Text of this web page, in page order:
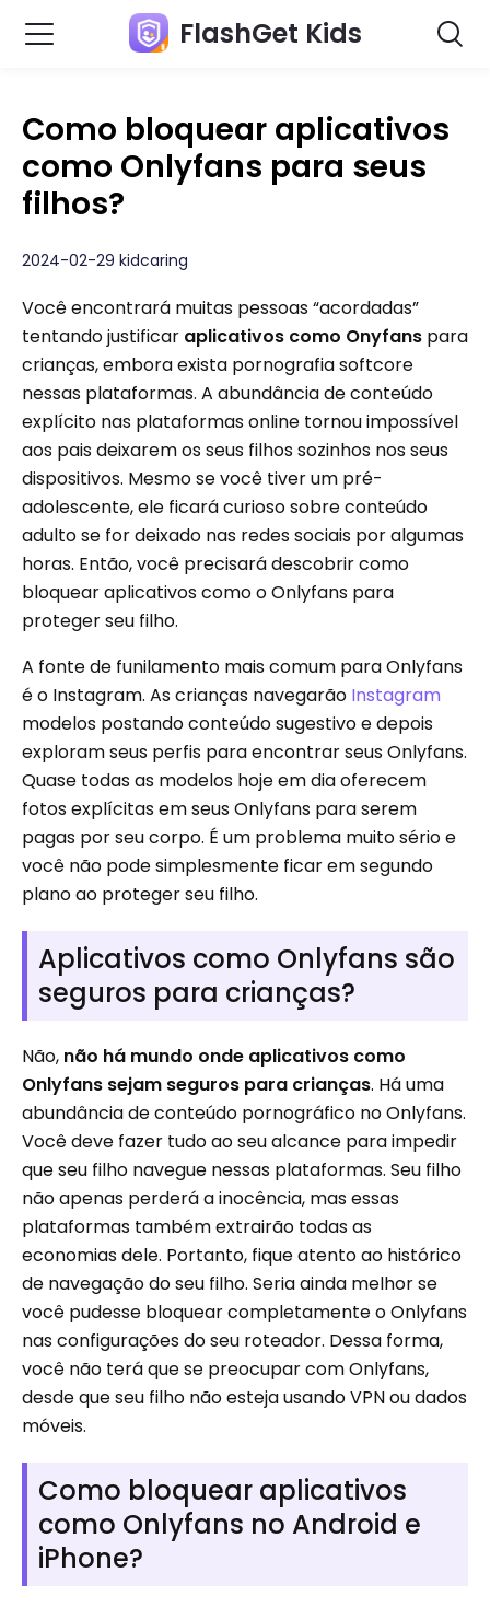
FlashGet Kids
Como bloquear aplicativos
como Onlyfans para seus
filhos?
2024-02-29 kidcaring
Você encontrará muitas pessoas “acordadas”
tentando justificar aplicativos como Onyfans para
crianças, embora exista pornografia softcore
nessas plataformas. A abundância de conteúdo
explícito nas plataformas online tornou impossível
aos pais deixarem os seus filhos sozinhos nos seus
dispositivos. Mesmo se você tiver um pré-
adolescente, ele ficará curioso sobre conteúdo
adulto se for deixado nas redes sociais por algumas
horas. Então, você precisará descobrir como
bloquear aplicativos como o Onlyfans para
proteger seu filho.
A fonte de funilamento mais comum para Onlyfans
é o Instagram. As crianças navegarão Instagram
modelos postando conteúdo sugestivo e depois
exploram seus perfis para encontrar seus Onlyfans.
Quase todas as modelos hoje em dia oferecem
fotos explícitas em seus Onlyfans para serem
pagas por seu corpo. É um problema muito sério e
você não pode simplesmente ficar em segundo
plano ao proteger seu filho.
Aplicativos como Onlyfans são
seguros para crianças?
Não, não há mundo onde aplicativos como
Onlyfans sejam seguros para crianças. Há uma
abundância de conteúdo pornográfico no Onlyfans.
Você deve fazer tudo ao seu alcance para impedir
que seu filho navegue nessas plataformas. Seu filho
não apenas perderá a inocência, mas essas
plataformas também extrairão todas as
economias dele. Portanto, fique atento ao histórico
de navegação do seu filho. Seria ainda melhor se
você pudesse bloquear completamente o Onlyfans
nas configurações do seu roteador. Dessa forma,
você não terá que se preocupar com Onlyfans,
desde que seu filho não esteja usando VPN ou dados
móveis.
Como bloquear aplicativos
como Onlyfans no Android e
iPhone?